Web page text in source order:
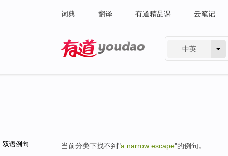
词典 翻译 有道精品课 云笔记
中英
双语例句 当前分类下找不到"a narrow escape"的例句。